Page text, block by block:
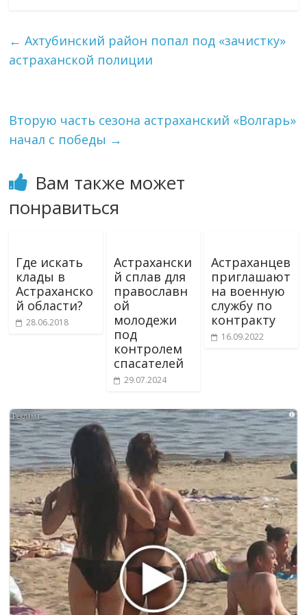
← Ахтубинский район попал под «зачистку»
астраханской полиции
Вторую часть сезона астраханский «Волгарь»
начал с победы →
Вам также может
понравиться
Где искать
клады в
Астраханско
й области?
28.06.2018
Астрахански
й сплав для
православн
ой
молодежи
под
контролем
спасателей
29.07.2024
Астраханцев
приглашают
на военную
службу по
контракту
16.09.2022
i